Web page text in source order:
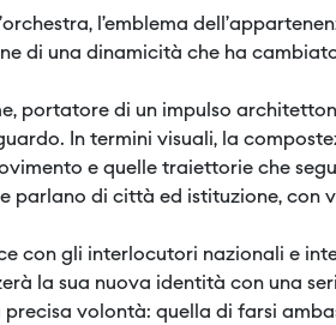
l’emblema
di una dinamicità che ha
portatore di un impulso
In termini visuali, la
e quelle traiettorie che
parlano di città ed istituzione, con
con gli interlocutori nazionali e
la sua nuova identità con una
volontà: quella di farsi